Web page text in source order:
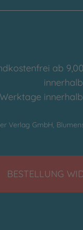
ab
Verlag GmbH,
BESTELLUNG